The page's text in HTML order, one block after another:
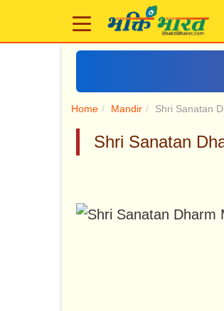
Home Mandir Shri Sanatan
Shri Sanatan